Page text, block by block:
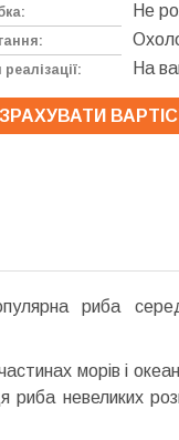
Не
На
риба
морів і
невеликих